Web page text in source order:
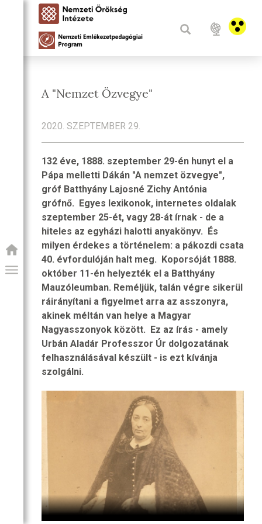
A "Nemzet Özvegye"
2020. SZEPTEMBER 29.
132 éve, 1888. szeptember 29-én hunyt el a
Pápa melletti Dákán "A nemzet özvegye",
gróf Batthyány Lajosné Zichy Antónia
grófnő. Egyes lexikonok, internetes oldalak
szeptember 25-ét, vagy 28-át írnak - de a
hiteles az egyházi halotti anyakönyv. És
milyen érdekes a történelem: a pákozdi csata
40. évfordulóján halt meg. Koporsóját 1888.
október 11-én helyezték el a Batthyány
Mauzóleumban. Reméljük, talán végre sikerül
ráirányítani a figyelmet arra az asszonyra,
akinek méltán van helye a Magyar
Nagyasszonyok között. Ez az írás - amely
Urbán Aladár Professzor Úr dolgozatának
felhasználásával készült - is ezt kívánja
szolgálni.